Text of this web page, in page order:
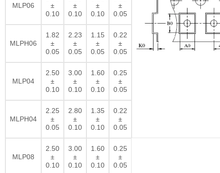
MLP06
±
0.10
±
0.10
±
0.10
±
0.05
MLPH06
1.82
±
0.05
2.23
±
0.05
1.15
±
0.05
0.22
±
0.05
MLP04
2.50
±
0.10
3.00
±
0.10
1.60
±
0.10
0.25
±
0.05
MLPH04
2.25
±
0.05
2.80
±
0.10
1.35
±
0.10
0.22
±
0.05
MLP08
2.50
±
0.10
3.00
±
0.10
1.60
±
0.10
0.25
±
0.05